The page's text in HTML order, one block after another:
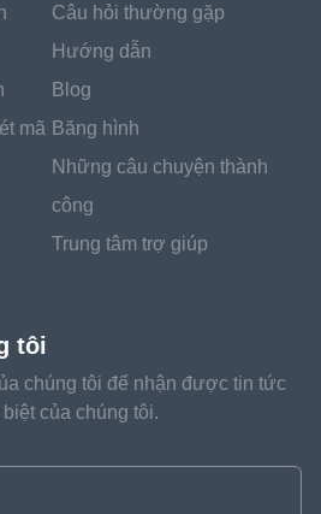
mã
Câu hỏi thường gặp
Hướng dẫn
Blog
Băng hình
Những câu chuyện thành
công
Trung tâm trợ giúp
tôi
chúng tôi để nhận được tin tức
của chúng tôi.